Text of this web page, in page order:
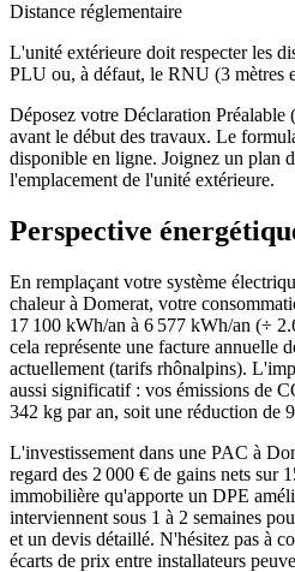
Distance réglementaire
L'unité extérieure doit respecter les
PLU ou, à défaut, le RNU (3 mètres
Déposez votre Déclaration
avant le début des travaux. Le
disponible en ligne. Joignez un plan
l'emplacement de l'unité extérieure.
Perspective
En remplaçant votre système
chaleur à Domerat, votre
17 100 kWh/an à 6 577 kWh/an (÷
cela représente une facture annuelle
actuellement (tarifs rhônalpins).
aussi significatif : vos émissions de
342 kg par an, soit une réduction de
L'investissement dans une PAC à
regard des 2 000 € de gains nets sur
immobilière qu'apporte un DPE
interviennent sous 1 à 2 semaines
et un devis détaillé. N'hésitez pas à
écarts de prix entre installateurs